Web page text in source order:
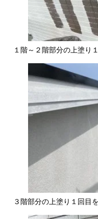
１階～２階部分の上塗り
３階部分の上塗り１回目